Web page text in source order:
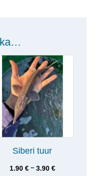
ka…
Siberi tuur
1.90 € – 3.90 €